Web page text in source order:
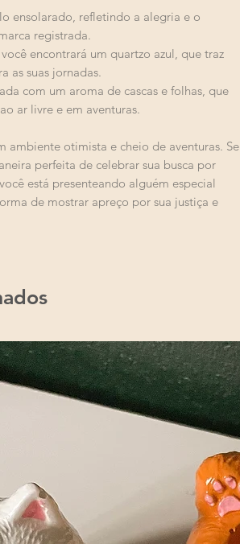
ensolarado, refletindo a alegria e o
registrada.
encontrará um quartzo azul, que traz
as suas jornadas.
com um aroma de cascas e folhas, que
ar livre e em aventuras.
ambiente otimista e cheio de aventuras. Se
perfeita de celebrar sua busca por
está presenteando alguém especial
de mostrar apreço por sua justiça e